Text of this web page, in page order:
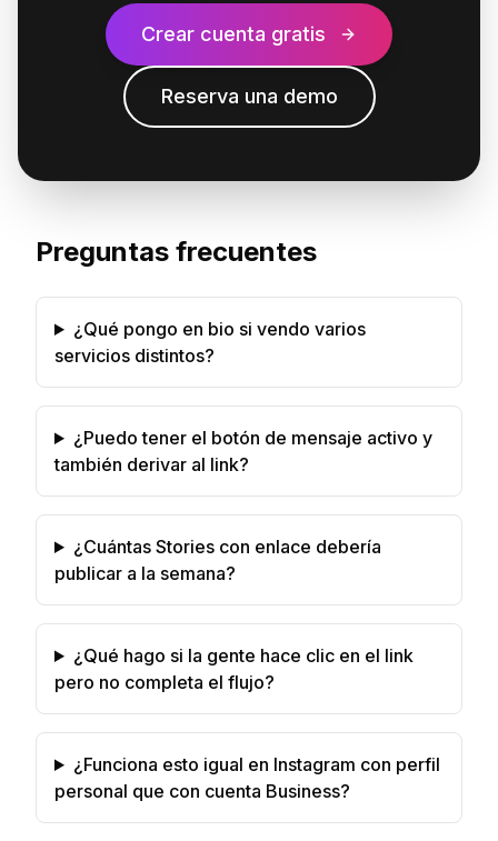
Crear cuenta gratis
Reserva una demo
Preguntas frecuentes
¿Qué pongo en bio si vendo varios
servicios distintos?
¿Puedo tener el botón de mensaje activo y
también derivar al link?
¿Cuántas Stories con enlace debería
publicar a la semana?
¿Qué hago si la gente hace clic en el link
pero no completa el flujo?
¿Funciona esto igual en Instagram con perfil
personal que con cuenta Business?